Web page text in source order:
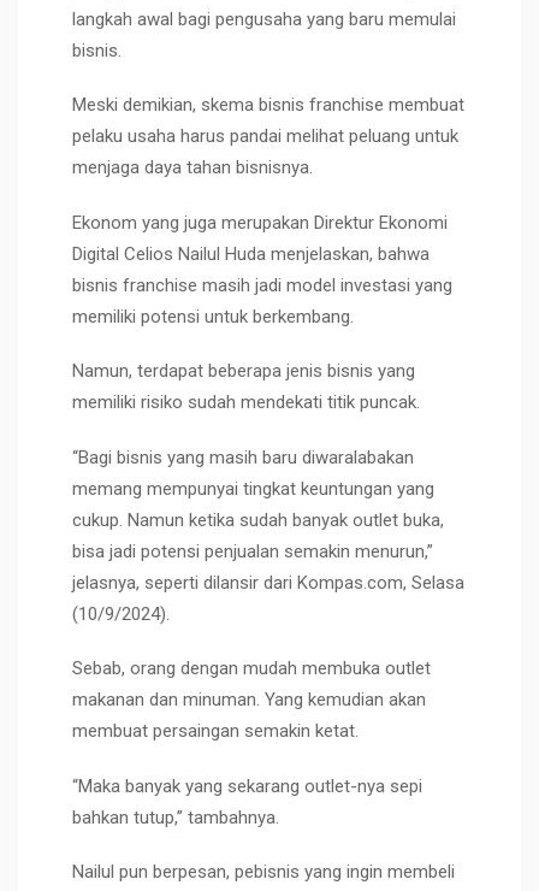
langkah awal bagi pengusaha yang baru memulai
bisnis.
Meski demikian, skema bisnis franchise membuat
pelaku usaha harus pandai melihat peluang untuk
menjaga daya tahan bisnisnya.
Ekonom yang juga merupakan Direktur Ekonomi
Digital Celios Nailul Huda menjelaskan, bahwa
bisnis franchise masih jadi model investasi yang
memiliki potensi untuk berkembang.
Namun, terdapat beberapa jenis bisnis yang
memiliki risiko sudah mendekati titik puncak.
“Bagi bisnis yang masih baru diwaralabakan
memang mempunyai tingkat keuntungan yang
cukup. Namun ketika sudah banyak outlet buka,
bisa jadi potensi penjualan semakin menurun,”
jelasnya, seperti dilansir dari Kompas.com, Selasa
(10/9/2024).
Sebab, orang dengan mudah membuka outlet
makanan dan minuman. Yang kemudian akan
membuat persaingan semakin ketat.
“Maka banyak yang sekarang outlet-nya sepi
bahkan tutup,” tambahnya.
Nailul pun berpesan, pebisnis yang ingin membeli